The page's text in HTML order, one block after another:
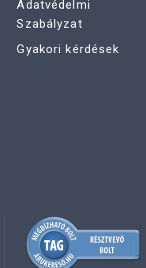
Adatvédelmi
Szabályzat
Gyakori kérdések